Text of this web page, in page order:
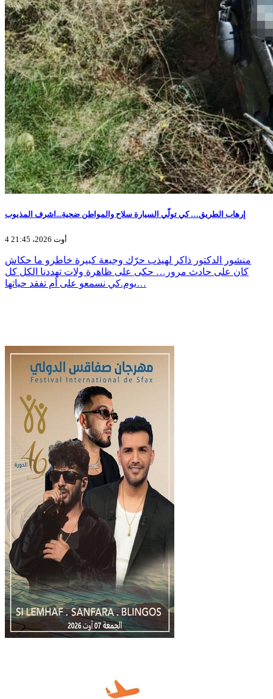
إرهاب الطريق… كي تولّي السيارة سلاح والمواطن ضحية...اشرف المذيوب
4 أوت 2026، 21:45
منشور الدكتور ذاكر لهيذب حرّك وجيعة كبيرة خاطرو ما حكاش
كان على حادث مرور… حكى على ظاهرة ولات تهددنا الكل كل
يوم.كي نسمعو على أم تفقد حياتها…